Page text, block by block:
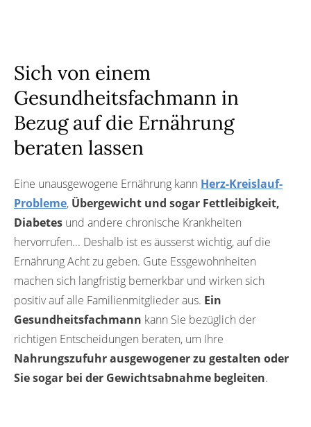
Sich von einem
Gesundheitsfachmann in
Bezug auf die Ernährung
beraten lassen
Eine unausgewogene Ernährung kann Herz-Kreislauf-
Probleme, Übergewicht und sogar Fettleibigkeit,
Diabetes und andere chronische Krankheiten
hervorrufen... Deshalb ist es äusserst wichtig, auf die
Ernährung Acht zu geben. Gute Essgewohnheiten
machen sich langfristig bemerkbar und wirken sich
positiv auf alle Familienmitglieder aus. Ein
Gesundheitsfachmann kann Sie bezüglich der
richtigen Entscheidungen beraten, um Ihre
Nahrungszufuhr ausgewogener zu gestalten oder
Sie sogar bei der Gewichtsabnahme begleiten.